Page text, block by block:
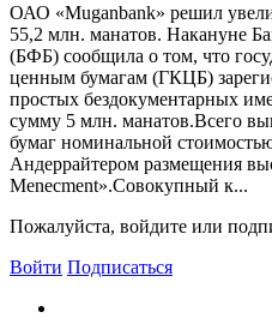
ОАО «Muganbank» решил
55,2 млн. манатов. Накануне
(БФБ) сообщила о том, что
ценным бумагам (ГКЦБ)
простых бездокументарных
сумму 5 млн. манатов.Всего
бумаг номинальной
Андеррайтером размещения
Menecment».Совокупный к...
Пожалуйста, войдите или
Войти Подписаться